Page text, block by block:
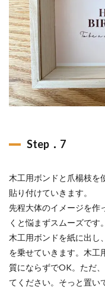
Step．7
木工用ボンドと爪楊枝を
貼り付けていきます。
先程大体のイメージを作
くと悩まずスムーズです。
木工用ボンドを紙に出し
を乗せていきます。木工
質にならずでOK。ただ
てください。そっと置い